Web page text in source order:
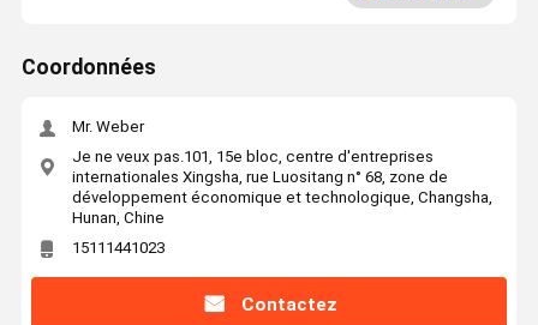
Coordonnées
Mr. Weber
Je ne veux pas.101, 15e bloc, centre d'entreprises
internationales Xingsha, rue Luositang n° 68, zone de
développement économique et technologique, Changsha,
Hunan, Chine
15111441023
Contactez